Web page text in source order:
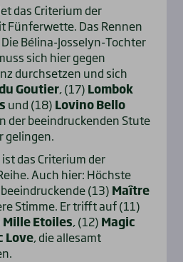
das Criterium der
Fünferwette. Das Rennen
Bélina-Josselyn-Tochter
sich hier gegen
durchsetzen und sich
Goutier, (17) Lombok
und (18) Lovino Bello
der beeindruckenden Stute
gelingen.
das Criterium der
Auch hier: Höchste
(13) Maître
Stimme. Er trifft auf (11)
Mille Etoiles, (12) Magic
Love, die allesamt